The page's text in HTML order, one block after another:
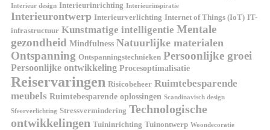
Interieur design Interieurinrichting Interieurinspiratie
Interieurontwerp Interieurverlichting Internet of Things (IoT) IT-
infrastructuur Kunstmatige intelligentie Mentale
gezondheid Mindfulness Natuurlijke materialen
Ontspanning Ontspanningstechnieken Persoonlijke groei
Persoonlijke ontwikkeling Procesoptimalisatie
Reiservaringen Risicobeheer Ruimtebesparende
meubels Ruimtebesparende oplossingen Scandinavisch design
Sfeerverlichting Stressvermindering Technologische
ontwikkelingen Tuininrichting Tuinontwerp Woondecoratie